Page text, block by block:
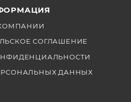
СОГЛАШЕНИЕ
ДАННЫХ